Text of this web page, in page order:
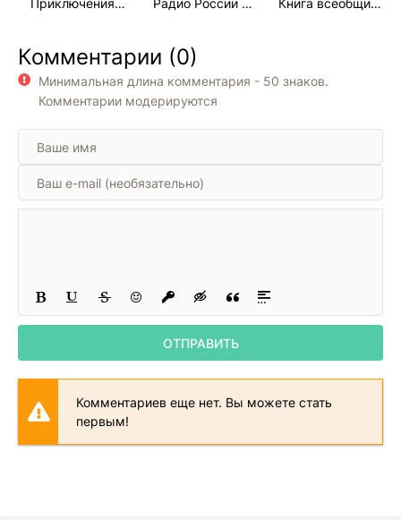
Приключения
Радио России -
Книга всеобщих
Комментарии (0)
Минимальная длина комментария - 50 знаков.
Комментарии модерируются
ОТПРАВИТЬ
Комментариев еще нет. Вы можете стать
первым!